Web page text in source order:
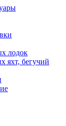
лодок
яхт, бегучий